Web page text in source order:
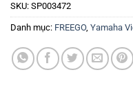
SKU: SP003472
Danh mục: FREEGO, Yamaha